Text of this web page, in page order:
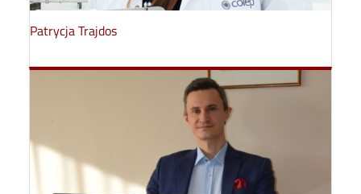
Patrycja Trajdos